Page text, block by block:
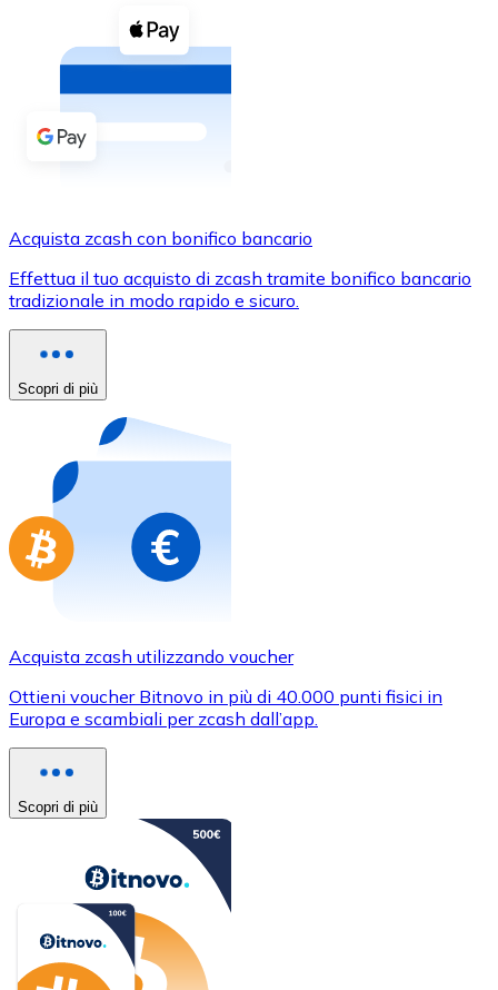
Buoni cripto
Acquista criptovalute in contanti e altri mezzi di
Acquista con contanti
Bonifico SEPA
Usa le carte Visa e Mastercard per acquistare
Acquista con carta
Acquista gift card dei tuoi marchi preferiti con
Vai al negozio di carte regalo
Acquista zcash con bonifico bancario
Effettua il tuo acquisto di zcash tramite bonifico bancario
tradizionale in modo rapido e sicuro.
Scopri di più
Acquista zcash utilizzando voucher
Ottieni voucher Bitnovo in più di 40.000 punti fisici in
Europa e scambiali per zcash dall’app.
Scopri di più